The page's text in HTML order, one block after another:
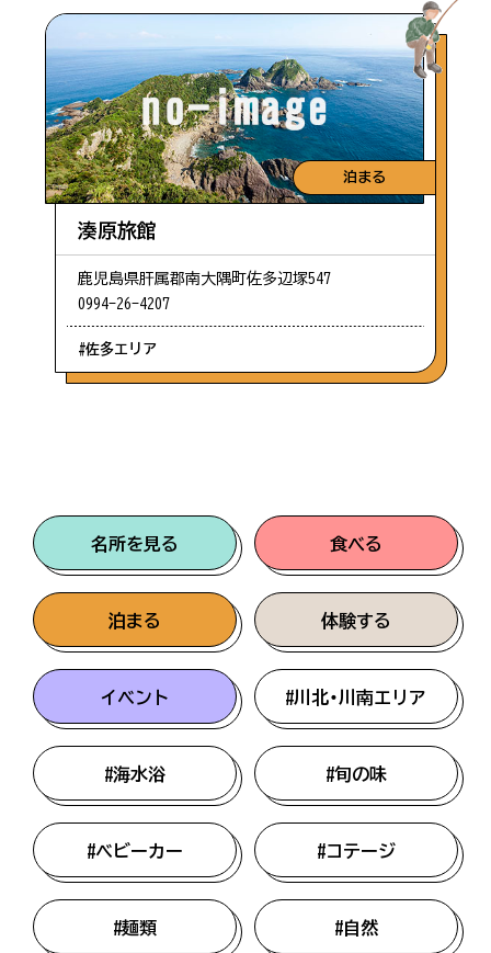
泊まる
湊原旅館
鹿児島県肝属郡南大隅町佐多辺塚547
0994-26-4207
#佐多エリア
名所を見る 食べる
泊まる 体験する
イベント #川北・川南エリア
#海水浴 #旬の味
#ベビーカー #コテージ
#麺類 #自然